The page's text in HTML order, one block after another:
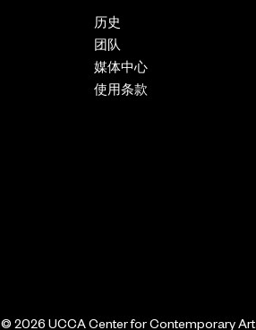
历史
团队
媒体中心
使用条款
© 2026 UCCA Center for Contemporary Art